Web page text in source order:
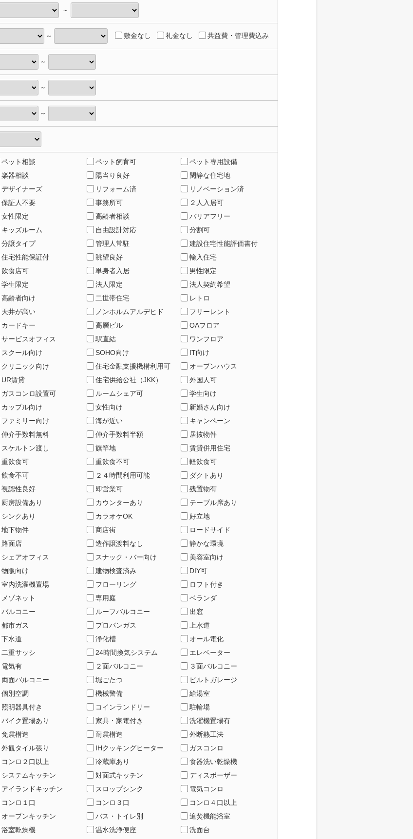
～
～ 敷金なし 礼金なし 共益費・管理費込み
～
～
～
ペット相談 ペット飼育可
ペット専用設備
楽器相談
陽当り良好
閑静な住宅地
デザイナーズ
リフォーム済
リノベーション済
保証人不要
事務所可
２人入居可
女性限定
高齢者相談
バリアフリー
キッズルーム
自由設計対応
分割可
分譲タイプ
管理人常駐
建設住宅性能評価書付
住宅性能保証付
眺望良好
輸入住宅
飲食店可
単身者入居
男性限定
学生限定
法人限定
法人契約希望
高齢者向け
二世帯住宅
レトロ
天井が高い
ノンホルムアルデヒド
フリーレント
カードキー
高層ビル
OAフロア
サービスオフィス
駅直結
ワンフロア
スクール向け
SOHO向け
IT向け
クリニック向け
住宅金融支援機構利用可
オープンハウス
UR賃貸
住宅供給公社（JKK）
外国人可
ガスコンロ設置可
ルームシェア可
学生向け
カップル向け
女性向け
新婚さん向け
ファミリー向け
海が近い
キャンペーン
仲介手数料無料
仲介手数料半額
居抜物件
スケルトン渡し
旗竿地
賃貸併用住宅
重飲食可
重飲食不可
軽飲食可
飲食不可
２４時間利用可能
ダクトあり
視認性良好
即営業可
残置物有
厨房設備あり
カウンターあり
テーブル席あり
シンクあり
カラオケOK
好立地
地下物件
商店街
ロードサイド
路面店
造作譲渡料なし
静かな環境
シェアオフィス
スナック・バー向け
美容室向け
物販向け
建物検査済み
DIY可
室内洗濯機置場
フローリング
ロフト付き
メゾネット
専用庭
ベランダ
バルコニー
ルーフバルコニー
出窓
都市ガス
プロパンガス
上水道
下水道
浄化槽
オール電化
二重サッシ
24時間換気システム
エレベーター
電気有
２面バルコニー
３面バルコニー
両面バルコニー
堀ごたつ
ビルトガレージ
個別空調
機械警備
給湯室
照明器具付き
コインランドリー
駐輪場
バイク置場あり
家具・家電付き
洗濯機置場有
免震構造
耐震構造
外断熱工法
外観タイル張り
IHクッキングヒーター
ガスコンロ
コンロ２口以上
冷蔵庫あり
食器洗い乾燥機
システムキッチン
対面式キッチン
ディスポーザー
アイランドキッチン
スロップシンク
電気コンロ
コンロ１口
コンロ３口
コンロ４口以上
オープンキッチン
バス・トイレ別
追焚機能浴室
浴室乾燥機
温水洗浄便座
洗面台